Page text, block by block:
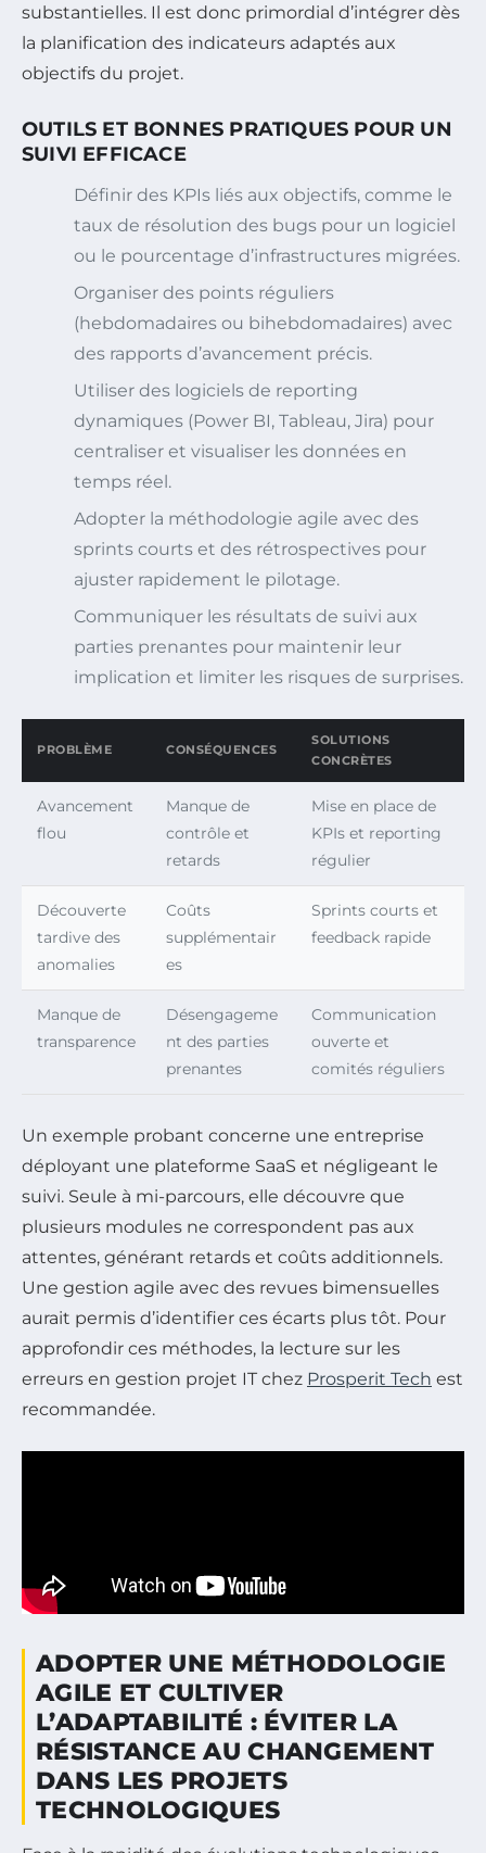
substantielles. Il est donc primordial d’intégrer dès
la planification des indicateurs adaptés aux
objectifs du projet.
OUTILS ET BONNES PRATIQUES POUR UN
SUIVI EFFICACE
Définir des KPIs liés aux objectifs, comme le
taux de résolution des bugs pour un logiciel
ou le pourcentage d’infrastructures migrées.
Organiser des points réguliers
(hebdomadaires ou bihebdomadaires) avec
des rapports d’avancement précis.
Utiliser des logiciels de reporting
dynamiques (Power BI, Tableau, Jira) pour
centraliser et visualiser les données en
temps réel.
Adopter la méthodologie agile avec des
sprints courts et des rétrospectives pour
ajuster rapidement le pilotage.
Communiquer les résultats de suivi aux
parties prenantes pour maintenir leur
implication et limiter les risques de surprises.
PROBLÈME CONSÉQUENCES
SOLUTIONS
CONCRÈTES
Avancement
flou
Manque de
contrôle et
retards
Mise en place de
KPIs et reporting
régulier
Découverte
tardive des
anomalies
Coûts
supplémentair
es
Sprints courts et
feedback rapide
Manque de
transparence
Désengageme
nt des parties
prenantes
Communication
ouverte et
comités réguliers
Un exemple probant concerne une entreprise
déployant une plateforme SaaS et négligeant le
suivi. Seule à mi-parcours, elle découvre que
plusieurs modules ne correspondent pas aux
attentes, générant retards et coûts additionnels.
Une gestion agile avec des revues bimensuelles
aurait permis d’identifier ces écarts plus tôt. Pour
approfondir ces méthodes, la lecture sur les
erreurs en gestion projet IT chez Prosperit Tech est
recommandée.
ADOPTER UNE MÉTHODOLOGIE
AGILE ET CULTIVER
L’ADAPTABILITÉ : ÉVITER LA
RÉSISTANCE AU CHANGEMENT
DANS LES PROJETS
TECHNOLOGIQUES